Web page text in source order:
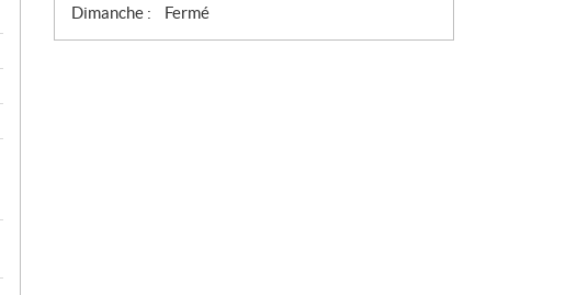
Dimanche :
Fermé